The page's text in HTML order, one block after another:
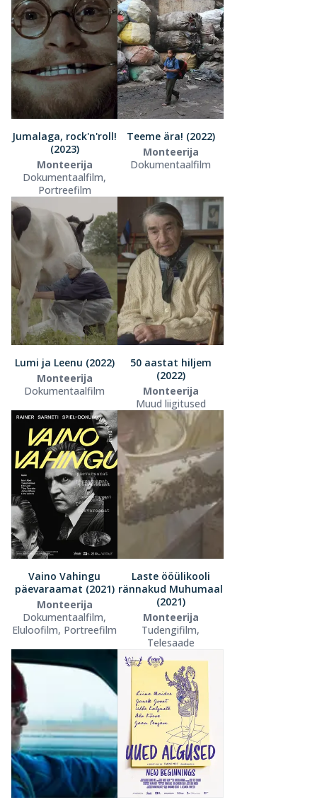
Jumalaga, rock'n'roll!
(2023)
Monteerija
Dokumentaalfilm,
Portreefilm
Teeme ära! (2022)
Monteerija
Dokumentaalfilm
Lumi ja Leenu (2022)
Monteerija
Dokumentaalfilm
50 aastat hiljem
(2022)
Monteerija
Muud liigitused
Vaino Vahingu
päevaraamat (2021)
Monteerija
Dokumentaalfilm,
Eluloofilm, Portreefilm
Laste ööülikooli
rännakud Muhumaal
(2021)
Monteerija
Tudengifilm,
Telesaade